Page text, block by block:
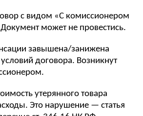
с видом «С комиссионером
может не провестись.
завышена/занижена
договора. Возникнут
утерянного товара
Это нарушение — статья